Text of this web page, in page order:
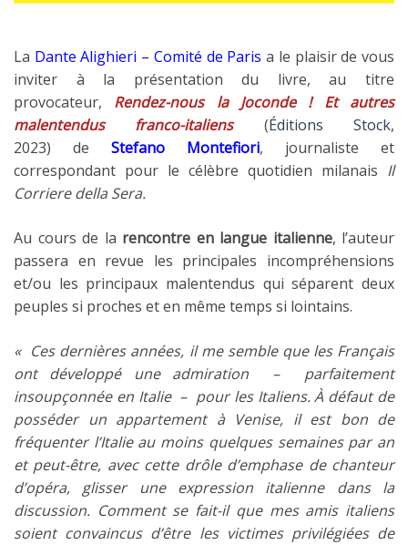
La Dante Alighieri – Comité de Paris a le plaisir de vous
inviter à la présentation du livre, au titre
provocateur, Rendez-nous la Joconde !Et autres
malentendus franco-italiens
(Éditions Stock,
2023)
de Stefano Montefiori, journaliste et
correspondant pour le célèbre quotidien milanais Il
Corriere della Sera.
Au cours de la rencontre en langue italienne, l’auteur
passera en revue les principales incompréhensions
et/ou les principaux malentendus qui séparent deux
peuples si proches et en même temps si lointains.
« Ces dernières années, il me semble que les Français
ont développé une admiration – parfaitement
insoupçonnée en Italie – pour les Italiens. À défaut de
posséder un appartement à Venise, il est bon de
fréquenter l’Italie au moins quelques semaines par an
et peut-être, avec cette drôle d’emphase de chanteur
d’opéra, glisser une expression italienne dans la
discussion. Comment se fait-il que mes amis italiens
soient convaincus d’être les victimes privilégiées de